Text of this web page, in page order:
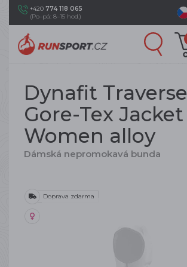
+420 774 118 065
(Po–pá: 8–15 hod.)
Dynafit Traverse
Gore-Tex Jacket
Women alloy
Dámská nepromokavá bunda
Doprava zdarma